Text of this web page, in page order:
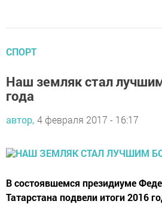
СПОРТ
Наш земляк стал
года
автор, 4 февраля 2017 - 16:17
В состоявшемся президиуме
Татарстана подвели итоги 2016